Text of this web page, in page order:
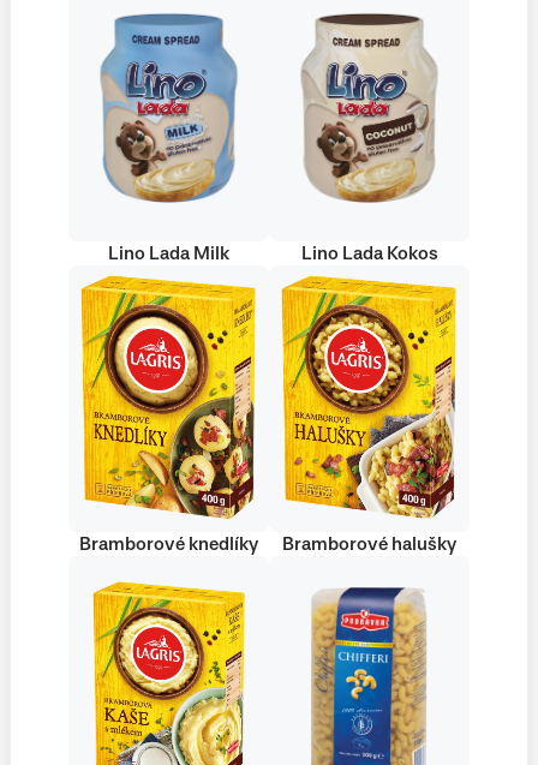
Lino Lada Milk Lino Lada Kokos
Bramborové knedlíky Bramborové halušky